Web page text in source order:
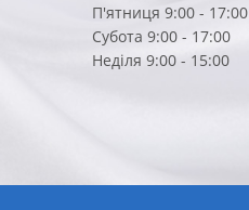
П'ятниця 9:00 - 17:00
Субота 9:00 - 17:00
Неділя 9:00 - 15:00